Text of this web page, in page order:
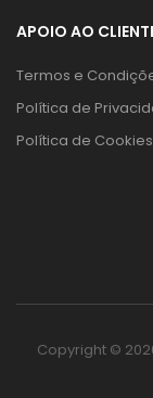
APOIO AO
Termos e
Política de
Política de Cookies
Copyright ©